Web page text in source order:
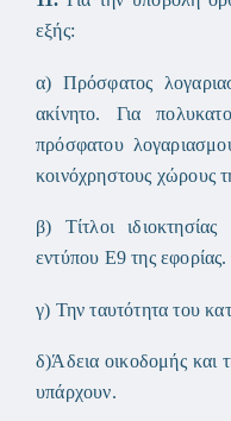
εξής:
α) Πρόσφατος
ακίνητο. Για
πρόσφατου
κοινόχρηστους χώρους
β) Τίτλοι
εντύπου Ε9 της εφορίας.
γ) Την ταυτότητα του
δ)Άδεια οικοδομής και
υπάρχουν.